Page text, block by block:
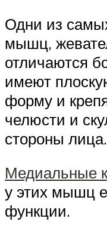
Одни из
мышц,
отличаются
имеют
форму и
челюсти и
стороны лица.
Медиальные
у этих мышц
функции.